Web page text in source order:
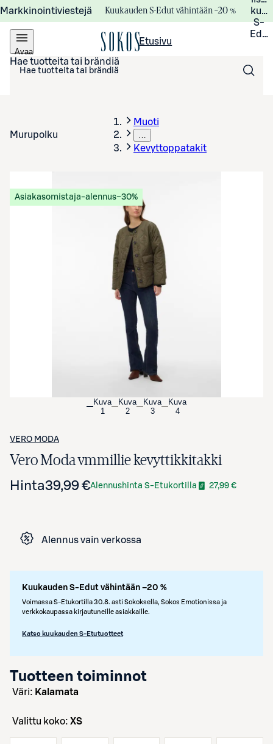
Markkinointiviestejä Kuukauden S-Edut vähintään –20 %
S-
Avaa
valikko
Etusivu
Hae tuotteita tai brändiä
Murupolku
Muoti
…
Kevyttoppatakit
Avaa tuotekuva suurennettuna
Asiakasomistaja-alennus−30%
Kuva
1
Kuva
2
Kuva
3
Kuva
4
VERO MODA
Vero Moda vmmillie kevyttikkitakki
Hinta39,99 €Alennushinta S-Etukortilla 27,99 €
Alennus vain verkossa
Kuukauden S-Edut vähintään –20 %
Voimassa S-Etukortilla 30.8. asti Sokoksella, Sokos Emotionissa ja
verkkokaupassa kirjautuneille asiakkaille.
Katso kuukauden S-Etutuotteet
Tuotteen toiminnot
väri: Kalamata
Valittu koko: XS